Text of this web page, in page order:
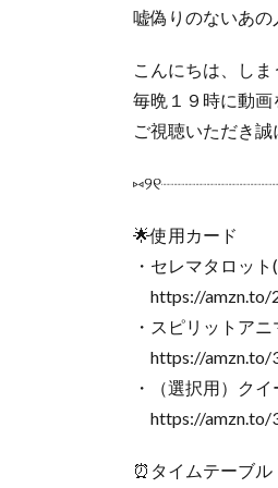
嘘偽りのないあの
こんにちは、し
毎晩１９時に動画
ご視聴いただき誠
🌟使用カード
・セレマタロッ
https://amzn.to/
・スピリットア
https://amzn.to/
・（選択用）ク
https://amzn.to/
⏰タイムテーブル